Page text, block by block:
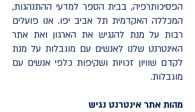
הפסיכותרפיה, בבית הספר למדעי ההתנהגות,
המכללה האקדמית תל אביב יפו. אנו פועלים
רבות על מנת להנגיש את הארגון ואת אתר
האינטרנט שלנו לאנשים עם מוגבלות על מנת
לקדם שוויון זכויות ושקיפות כלפי אנשים עם
מוגבלות.
מהות אתר אינטרנט נגיש